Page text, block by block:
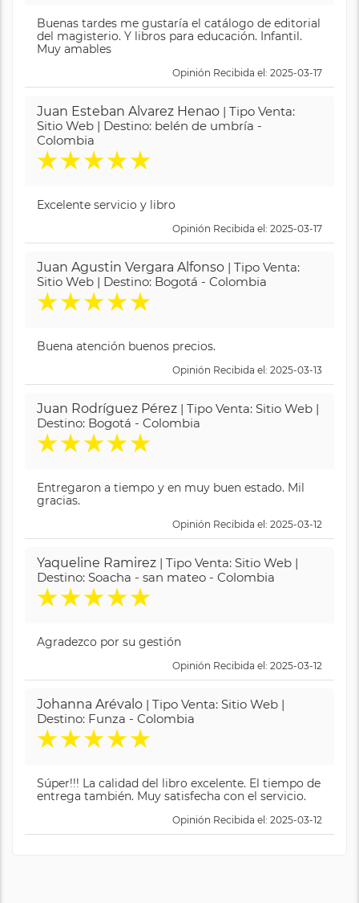
Buenas tardes me gustaría el catálogo de editorial
del magisterio. Y libros para educación. Infantil.
Muy amables
Opinión Recibida el: 2025-03-17
Juan Esteban Alvarez Henao | Tipo Venta:
Sitio Web | Destino: belén de umbría -
Colombia
★★★★★
Excelente servicio y libro
Opinión Recibida el: 2025-03-17
Juan Agustin Vergara Alfonso | Tipo Venta:
Sitio Web | Destino: Bogotá - Colombia
★★★★★
Buena atención buenos precios.
Opinión Recibida el: 2025-03-13
Juan Rodríguez Pérez | Tipo Venta: Sitio Web |
Destino: Bogotá - Colombia
★★★★★
Entregaron a tiempo y en muy buen estado. Mil
gracias.
Opinión Recibida el: 2025-03-12
Yaqueline Ramirez | Tipo Venta: Sitio Web |
Destino: Soacha - san mateo - Colombia
★★★★★
Agradezco por su gestión
Opinión Recibida el: 2025-03-12
Johanna Arévalo | Tipo Venta: Sitio Web |
Destino: Funza - Colombia
★★★★★
Súper!!! La calidad del libro excelente. El tiempo de
entrega también. Muy satisfecha con el servicio.
Opinión Recibida el: 2025-03-12